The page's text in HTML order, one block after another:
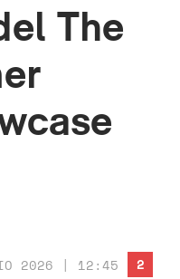
The
2026 | 12:45 2